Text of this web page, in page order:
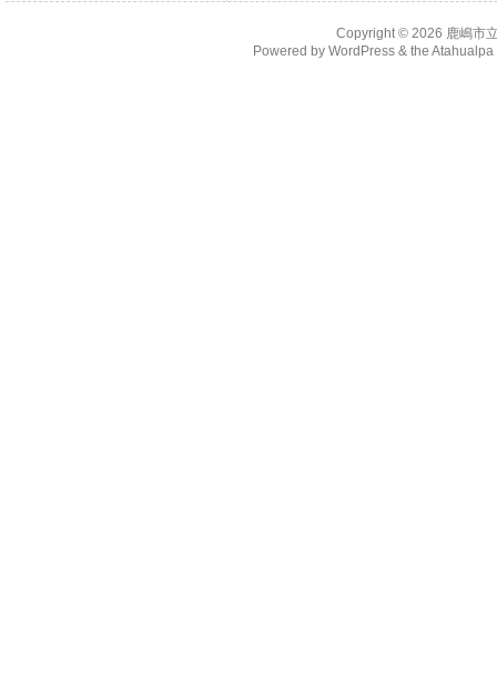
Copyright © 2026 鹿嶋市
Powered by WordPress& the Atahualpa